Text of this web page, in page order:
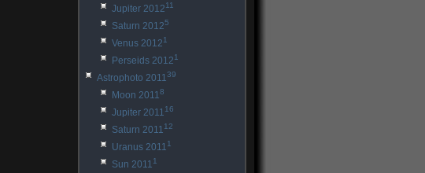
Jupiter 201211
Saturn 20125
Venus 20121
Perseids 20121
Astrophoto 201139
Moon 20118
Jupiter 201116
Saturn 201112
Uranus 20111
Sun 20111